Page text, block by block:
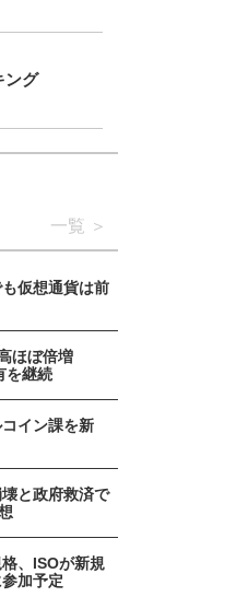
ング
一覧
仮想通貨は前
ほぼ倍増
を継続
イン課を新
と政府救済で
、ISOが新規
加予定